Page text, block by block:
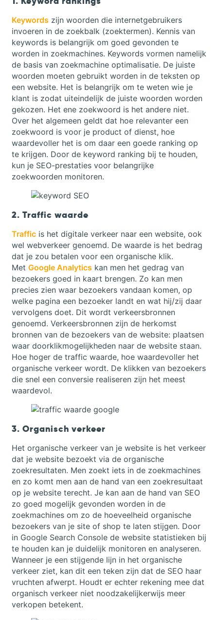
Keywords zijn woorden die internetgebruikers
invoeren in de zoekbalk (zoektermen). Kennis van
keywords is belangrijk om goed gevonden te
worden in zoekmachines. Keywords vormen namelijk
de basis van zoekmachine optimalisatie. De juiste
woorden moeten gebruikt worden in de teksten op
een website. Het is belangrijk om te weten wie je
klant is zodat uiteindelijk de juiste woorden worden
gekozen. Het ene zoekwoord is het andere niet.
Over het algemeen geldt dat hoe relevanter een
zoekwoord is voor je product of dienst, hoe
waardevoller het is om daar een goede ranking op
te krijgen. Door de keyword ranking bij te houden,
kun je SEO-prestaties voor belangrijke
zoekwoorden monitoren.
2. Traffic waarde
Traffic is het digitale verkeer naar een website, ook
wel webverkeer genoemd. De waarde is het bedrag
dat je zou betalen voor een organische klik.
Met Google Analytics kan men het gedrag van
bezoekers goed in kaart brengen. Zo kan men
precies zien waar bezoekers vandaan komen, op
welke pagina een bezoeker landt en wat hij/zij daar
vervolgens doet. Dit wordt verkeersbronnen
genoemd. Verkeersbronnen zijn de herkomst
bronnen van de bezoekers van de website: plaatsen
waar doorklikmogelijkheden naar de website staan.
Hoe hoger de traffic waarde, hoe waardevoller het
organische verkeer wordt. De klikken van bezoekers
die snel een conversie realiseren zijn het meest
waardevol.
3. Organisch verkeer
Het organische verkeer van je website is het verkeer
dat je website bezoekt via de organische
zoekresultaten. Men zoekt iets in de zoekmachines
en zo komt men aan de hand van een zoekresultaat
op je website terecht. Je kan aan de hand van SEO
zo goed mogelijk gevonden worden in de
zoekmachines om zo de hoeveelheid organische
bezoekers van je site of shop te laten stijgen. Door
in Google Search Console de website statistieken bij
te houden kan je duidelijk monitoren en analyseren.
Wanneer je een stijgende lijn in het organische
verkeer ziet, kan dit een teken zijn dat de SEO haar
vruchten afwerpt. Houdt er echter rekening mee dat
organisch verkeer niet noodzakelijkerwijs meer
verkopen betekent.